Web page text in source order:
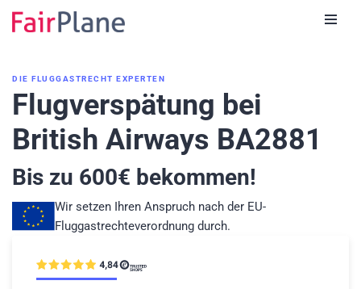
DIE FLUGGASTRECHT EXPERTEN
Flugverspätung bei
British Airways BA2881
Bis zu 600€ bekommen!
Wir setzen Ihren Anspruch nach der EU-
Fluggastrechteverordnung durch.